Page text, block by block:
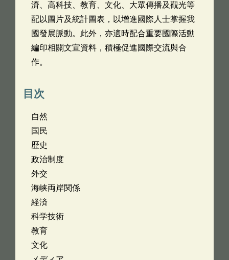
濟、高科技、教育、文化、大眾傳播及觀光等
配以圖片及統計圖表，以增進國際人士掌握我
國發展脈動。此外，亦適時配合重要國際活動
編印相關文宣資料，積極促進國際交流與合
作。
目次
自然
国民
歴史
政治制度
外交
海峡両岸関係
経済
科学技術
教育
文化